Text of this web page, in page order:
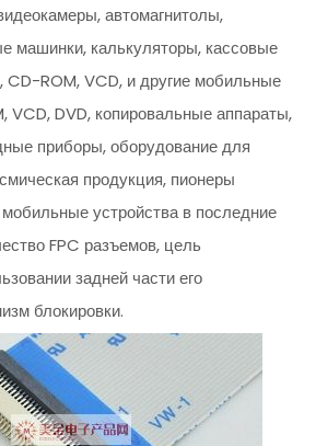
автомагнитолы,
машинки, калькуляторы, кассовые
ROM, VCD, и другие мобильные
VCD, DVD, копировальные аппараты,
приборы, оборудование для
продукция, пионеры
устройства в последние
FPC разъемов, цель
задней части его
блокировки.